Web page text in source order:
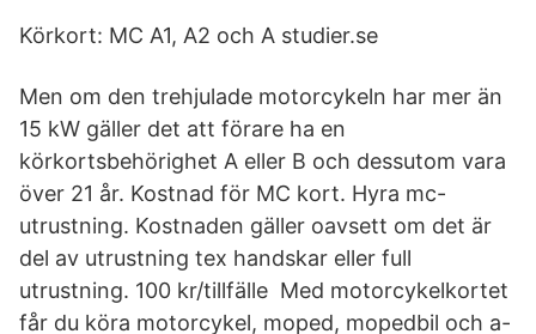
Körkort: MC A1, A2 och A studier.se
Men om den trehjulade motorcykeln har mer än
15 kW gäller det att förare ha en
körkortsbehörighet A eller B och dessutom vara
över 21 år. Kostnad för MC kort. Hyra mc-
utrustning. Kostnaden gäller oavsett om det är
del av utrustning tex handskar eller full
utrustning. 100 kr/tillfälle Med motorcykelkortet
får du köra motorcykel, moped, mopedbil och a-